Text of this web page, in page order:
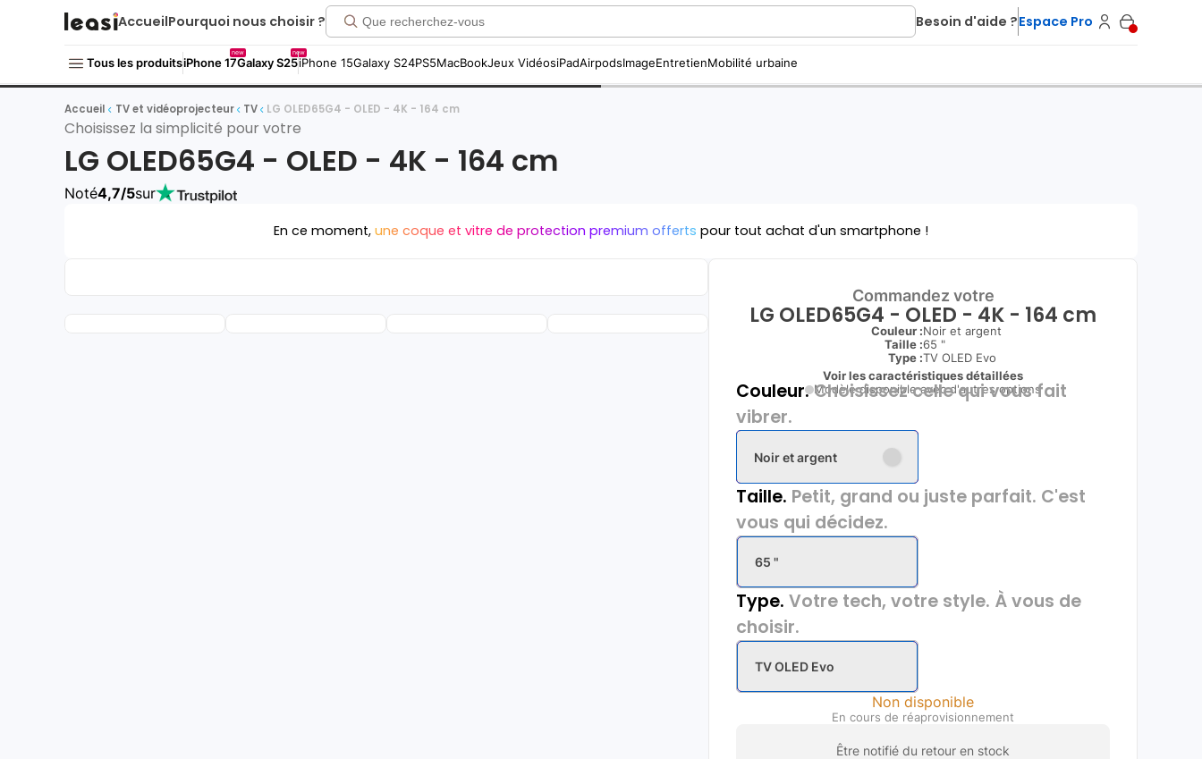
AccueilPourquoi nous choisir ? Besoin d'aide ?Espace Pro
Tous les produitsiPhone 17
new
Galaxy S25
new
iPhone 15Galaxy S24PS5MacBookJeux VidéosiPadAirpodsImageEntretienMobilité urbaine
Accueil TV et vidéoprojecteur TV LG OLED65G4 - OLED - 4K - 164 cm
Choisissez la simplicité pour votre
LG OLED65G4 - OLED - 4K - 164 cm
Noté4,7/5sur
En ce moment, une coque et vitre de protection premium offerts pour tout achat d'un smartphone !
Commandez votre
LG OLED65G4 - OLED - 4K - 164 cm
Couleur :Noir et argent
Taille :65 "
Type :TV OLED Evo
Voir les caractéristiques détaillées
Modèle disponible avec d'autres options
Couleur.Choisissez celle qui vous fait
vibrer.
Noir et argent
Taille. Petit, grand ou juste parfait. C'est
vous qui décidez.
65 "
Type. Votre tech, votre style. À vous de
choisir.
TV OLED Evo
Non disponible
En cours de réaprovisionnement
Être notifié du retour en stock